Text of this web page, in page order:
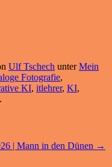
Ulf Tschech unterMein
Fotografie,
KI, itlehrer, KI,
.
| Mann in den Dünen →